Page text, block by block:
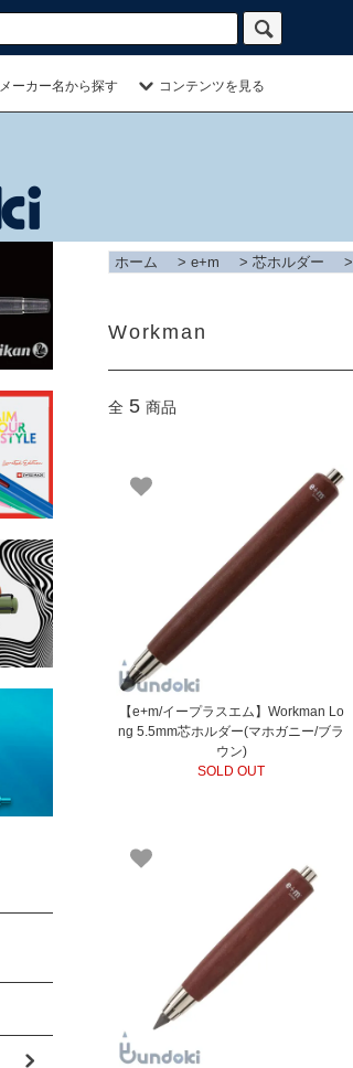
メーカー名から探す コンテンツを見る
ホーム > e+m > 芯ホルダー >
Workman
全 5 商品
【e+m/イープラスエム】Workman Lo
ng 5.5mm芯ホルダー(マホガニー/ブラ
ウン)
SOLD OUT